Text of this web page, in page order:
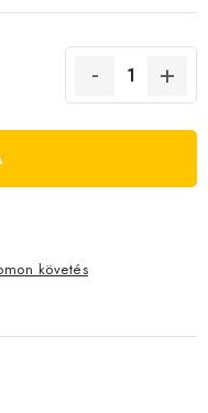
Adatvédelem
Nagykereskedelem
követés